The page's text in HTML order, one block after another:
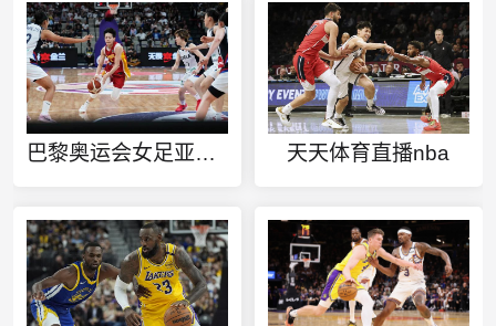
巴黎奥运会女足亚洲区预选赛 天天体育直播nba